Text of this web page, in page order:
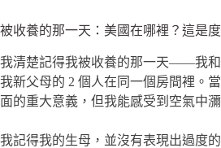
被收養的那一天：美國在哪裡？這是
我清楚記得我被收養的那一天——我
我新父母的 2 個人在同一個房間裡。
面的重大意義，但我能感受到空氣中
我記得我的生母，並沒有表現出過度